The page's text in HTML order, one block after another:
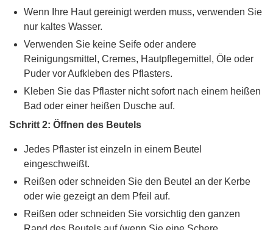
Wenn Ihre Haut gereinigt werden muss, verwenden Sie
nur kaltes Wasser.
Verwenden Sie keine Seife oder andere
Reinigungsmittel, Cremes, Hautpflegemittel, Öle oder
Puder vor Aufkleben des Pflasters.
Kleben Sie das Pflaster nicht sofort nach einem heißen
Bad oder einer heißen Dusche auf.
Schritt 2: Öffnen des Beutels
Jedes Pflaster ist einzeln in einem Beutel
eingeschweißt.
Reißen oder schneiden Sie den Beutel an der Kerbe
oder wie gezeigt an dem Pfeil auf.
Reißen oder schneiden Sie vorsichtig den ganzen